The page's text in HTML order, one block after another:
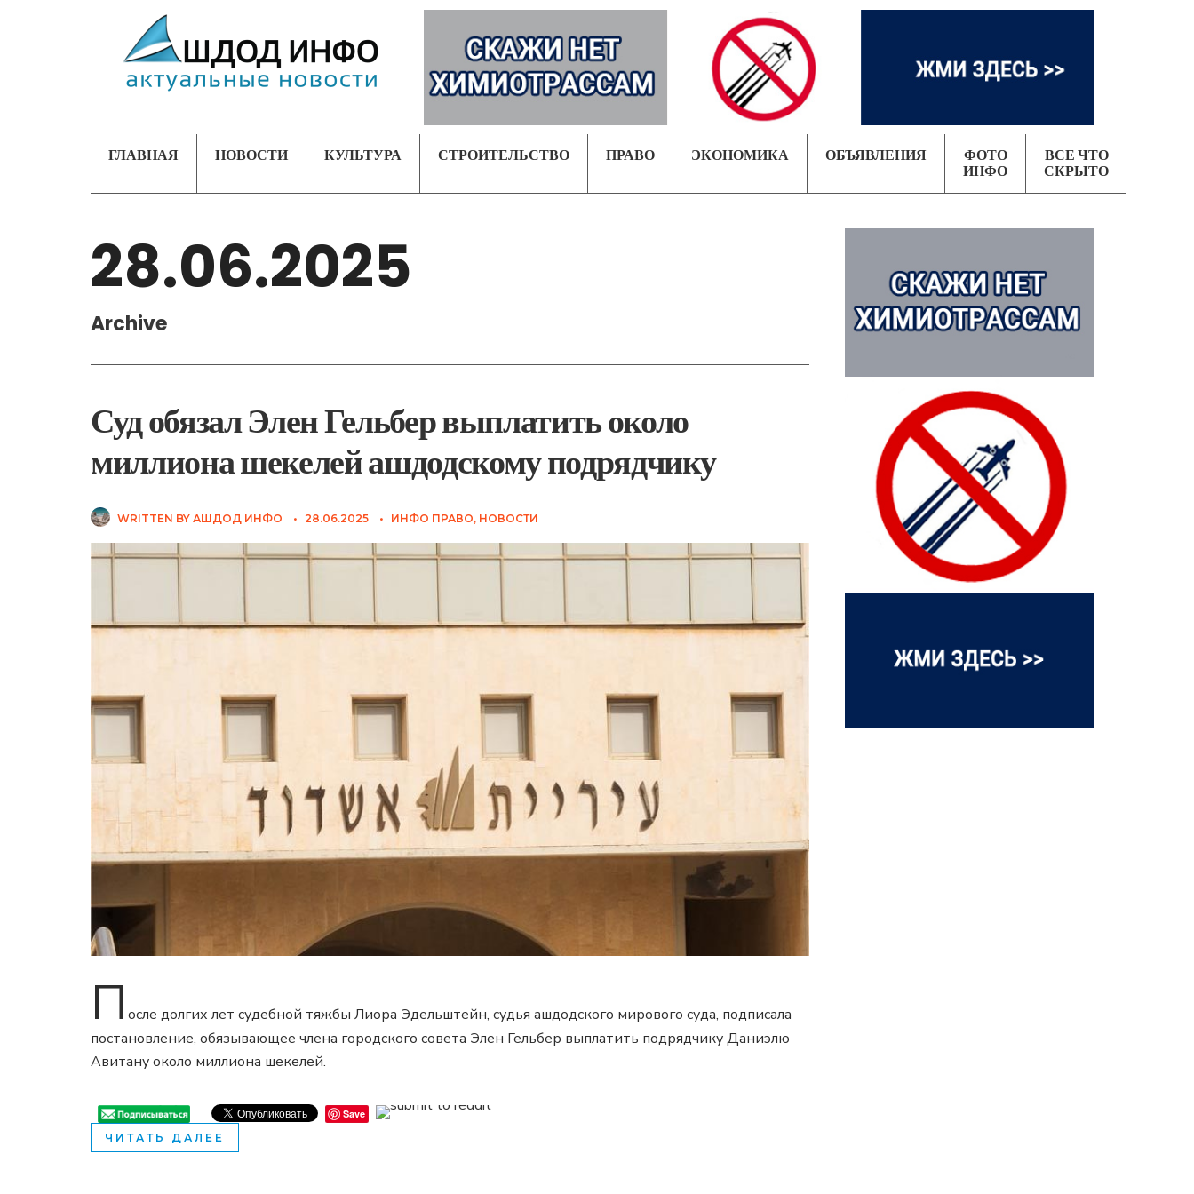
ГЛАВНАЯ НОВОСТИ КУЛЬТУРА СТРОИТЕЛЬСТВО ПРАВО ЭКОНОМИКА ОБЪЯВЛЕНИЯ ФОТО
ИНФО
ВСЕ ЧТО
СКРЫТО
28.06.2025
Archive
Суд обязал Элен Гельбер выплатить около
миллиона шекелей ашдодскому подрядчику
WRITTEN BY АШДОД ИНФО • 28.06.2025 • ИНФО ПРАВО, НОВОСТИ
П осле долгих лет судебной тяжбы Лиора Эдельштейн, судья ашдодского мирового суда, подписала
постановление, обязывающее члена городского совета Элен Гельбер выплатить подрядчику Даниэлю
Авитану около миллиона шекелей.
Save
ЧИТАТЬ ДАЛЕЕ